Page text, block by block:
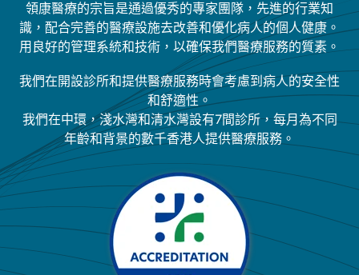
領康醫療的宗旨是通過優秀的專家團隊，先進的行業知
識，配合完善的醫療設施去改善和優化病人的個人健康。
用良好的管理系統和技術，以確保我們醫療服務的質素。
我們在開設診所和提供醫療服務時會考慮到病人的安全性
和舒適性。
我們在中環，淺水灣和清水灣設有7間診所，每月為不同
年齡和背景的數千香港人提供醫療服務。